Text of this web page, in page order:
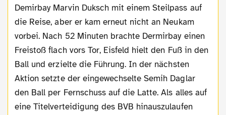
Demirbay Marvin Duksch mit einem Steilpass auf
die Reise, aber er kam erneut nicht an Neukam
vorbei. Nach 52 Minuten brachte Dermirbay einen
Freistoß flach vors Tor, Eisfeld hielt den Fuß in den
Ball und erzielte die Führung. In der nächsten
Aktion setzte der eingewechselte Semih Daglar
den Ball per Fernschuss auf die Latte. Als alles auf
eine Titelverteidigung des BVB hinauszulaufen